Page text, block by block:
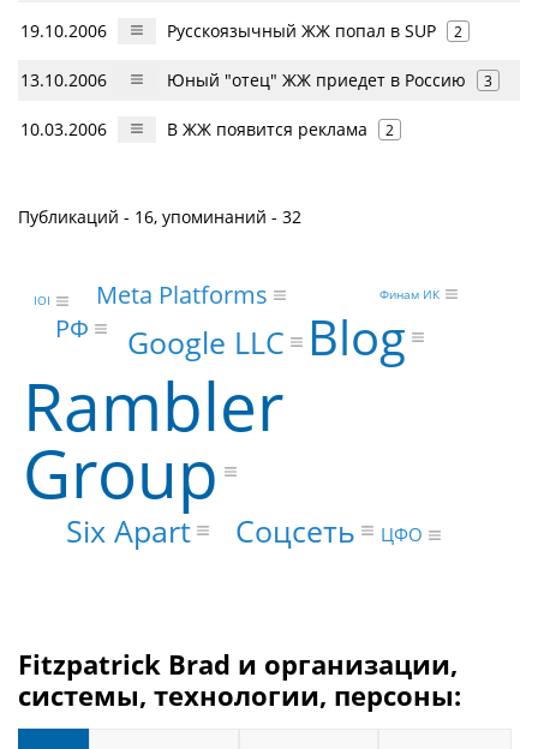
19.10.2006 Русскоязычный ЖЖ попал в SUP 2
13.10.2006 Юный "отец" ЖЖ приедет в Россию 3
10.03.2006 В ЖЖ появится реклама 2
Публикаций - 16, упоминаний - 32
Rambler
Group
Blog
Google LLC
Six Apart Соцсеть
Meta Platforms
РФ
ЦФО
Финам ИК
IOI
Fitzpatrick Brad и организации,
системы, технологии, персоны: